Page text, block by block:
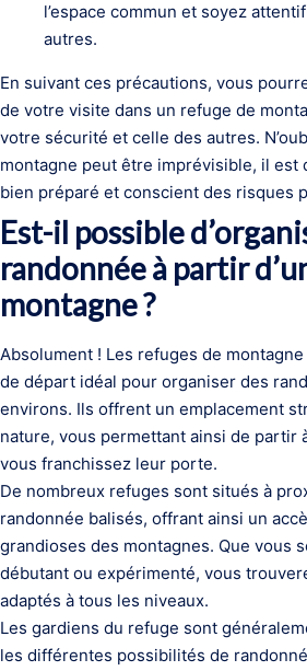
l’espace commun et soyez
autres.
En suivant ces précautions, vous
de votre visite dans un refuge de
votre sécurité et celle des autres.
montagne peut être imprévisible, il est
bien préparé et conscient des risques
Est-il possible
randonnée à partir
montagne ?
Absolument ! Les refuges de
de départ idéal pour organiser des
environs. Ils offrent un emplacement
nature, vous permettant ainsi de partir
vous franchissez leur porte.
De nombreux refuges sont situés à
randonnée balisés, offrant ainsi un
grandioses des montagnes. Que vous
débutant ou expérimenté, vous
adaptés à tous les niveaux.
Les gardiens du refuge sont
les différentes possibilités de